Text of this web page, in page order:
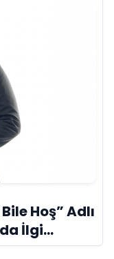
Hoş” Adlı
İlgi